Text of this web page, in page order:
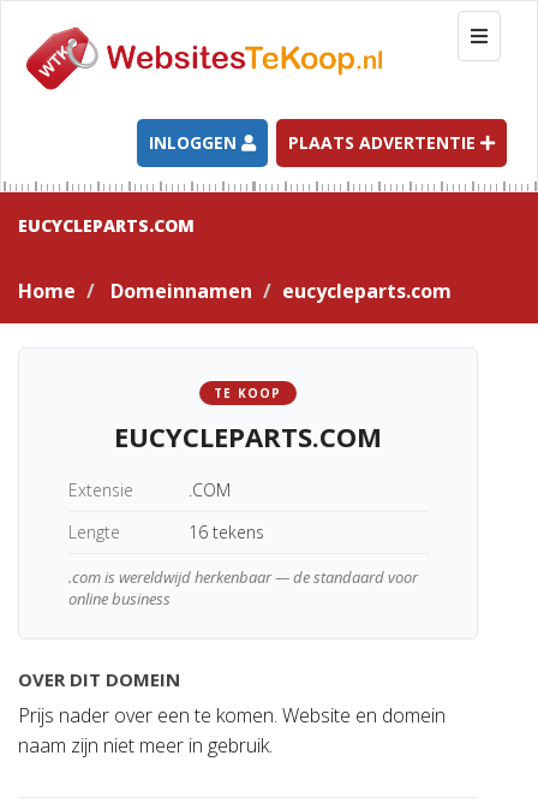
T
o
g
l
e
n
a
t
INLOGGEN PLAATS ADVERTENTIE
EUCYCLEPARTS.COM
Home Domeinnamen eucycleparts.com
TE KOOP
EUCYCLEPARTS.COM
Extensie
.COM
Lengte
16 tekens
.com is wereldwijd herkenbaar — de standaard voor
online business
OVER DIT DOMEIN
Prijs nader over een te komen. Website en domein
naam zijn niet meer in gebruik.